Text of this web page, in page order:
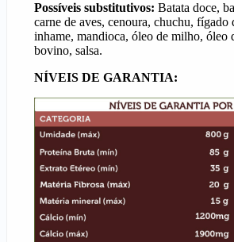
Possíveis substitutivos: Batata doce,
carne de aves, cenoura, chuchu, fígado
inhame, mandioca, óleo de milho, óleo
bovino, salsa.
NÍVEIS DE GARANTIA: